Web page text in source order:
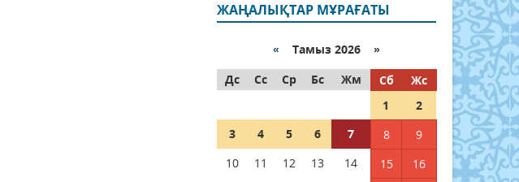
ЖАҢАЛЫҚТАР МҰРАҒАТЫ
« Тамыз 2026 »
Дс
Сс Ср Бс Жм Сб
Жс
1
2
3
4 5 6 7 8
9
10
11 12 13 14 15
16